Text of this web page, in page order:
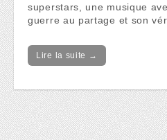
superstars, une musique
guerre au partage et son
Lire la suite →